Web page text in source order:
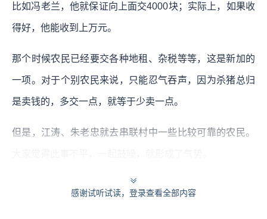
比如冯老兰，他就保证向上面交4000块；实际上，如果收
得好，他能收到上万元。
那个时候农民已经要交各种地租、杂税等等，这是新加的
一项。对于个别农民来说，只能忍气吞声，因为杀猪总归
是卖钱的，多交一点，就等于少卖一点。
但是，江涛、朱老忠就去串联村中一些比较可靠的农民。
大贵那时当逃兵回来了，身体变得很壮，胆子很大，就在
感谢试听试读，登录查看全部内容